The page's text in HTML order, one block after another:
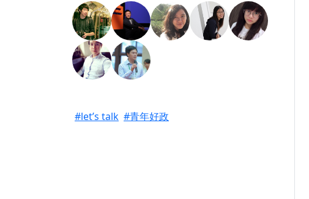
#let’s talk #青年好政